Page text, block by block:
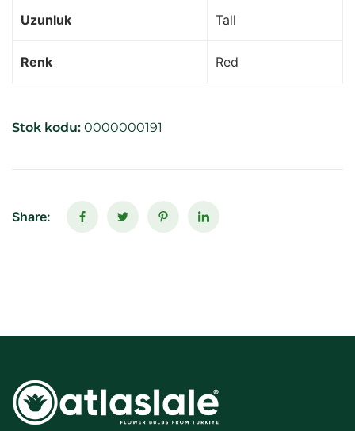
Uzunluk Tall
Renk Red
Stok kodu: 0000000191
Share: